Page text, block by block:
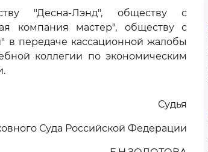
"Десна-Лэнд", обществу с
компания мастер", обществу с
в передаче кассационной жалобы
коллегии по экономическим
Судья
Суда Российской Федерации